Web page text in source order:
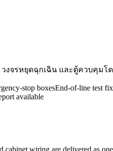
วงจรหยุดฉุกเฉิน และตู้ควบคุมโ
stop boxesEnd-of-line test
available
wiring are delivered as one